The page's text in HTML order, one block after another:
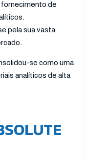
fornecimento de
pela sua vasta
se como uma
analíticos de alta